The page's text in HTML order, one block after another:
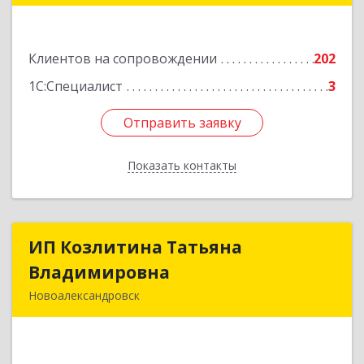
Клиентов на сопровождении
202
1С:Специалист
3
Отправить заявку
Показать контакты
Подробнее
Отправить заявку
Назад
ИП Козлитина Татьяна
Владимировна
Новоалександровск
ИП Козлитина Татьяна